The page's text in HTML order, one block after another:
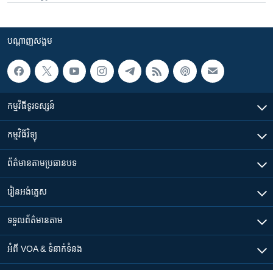
បណ្តាញ​សង្គម
កម្មវិធី​ទូរទស្សន៍
កម្មវិធី​វិទ្យុ
ព័ត៌មាន​តាមប្រធានបទ​
រៀន​​អង់គ្លេស
ទទួល​ព័ត៌មាន​តាម
អំពី​ VOA & ទំនាក់ទំនង